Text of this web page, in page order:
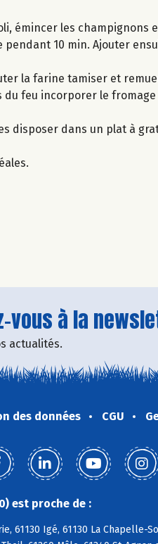
émincer les champignons
pendant 10 min. Ajouter
la farine tamiser et
feu incorporer le
disposer dans un plat à
vous à la
actualités.
des données CGU
est proche de :
61130 Igé, 61130 La Chapelle-